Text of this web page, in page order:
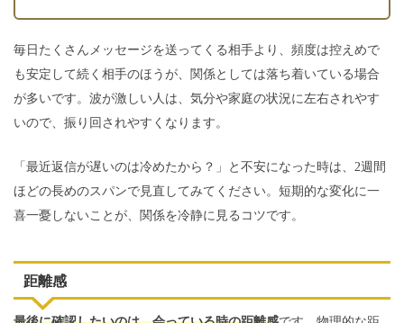
毎日たくさんメッセージを送ってくる相手より、頻度は控えめで
も安定して続く相手のほうが、関係としては落ち着いている場合
が多いです。波が激しい人は、気分や家庭の状況に左右されやす
いので、振り回されやすくなります。
「最近返信が遅いのは冷めたから？」と不安になった時は、2週間
ほどの長めのスパンで見直してみてください。短期的な変化に一
喜一憂しないことが、関係を冷静に見るコツです。
距離感